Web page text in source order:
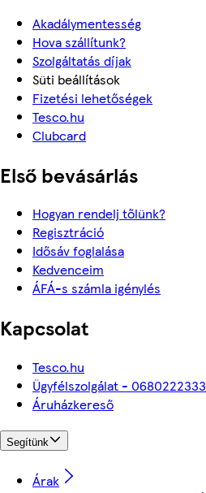
Akadálymentesség
Hova szállítunk?
Szolgáltatás díjak
Süti beállítások
Fizetési lehetőségek
Tesco.hu
Clubcard
Első bevásárlás
Hogyan rendelj tőlünk?
Regisztráció
Idősáv foglalása
Kedvenceim
ÁFÁ-s számla igénylés
Kapcsolat
Tesco.hu
Ügyfélszolgálat - 0680222333
Áruházkereső
Segítünk
Árak